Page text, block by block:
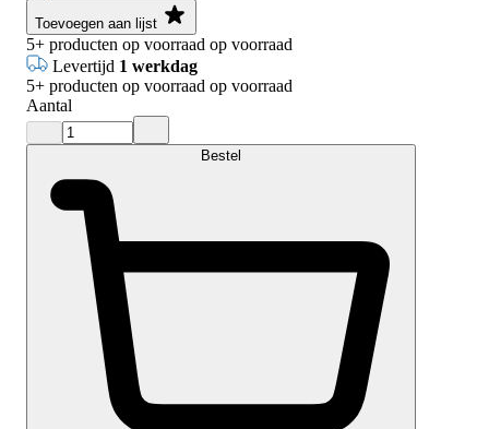
Toevoegen aan lijst
5+ producten op voorraad op voorraad
Levertijd 1 werkdag
5+ producten op voorraad op voorraad
Aantal
Bestel